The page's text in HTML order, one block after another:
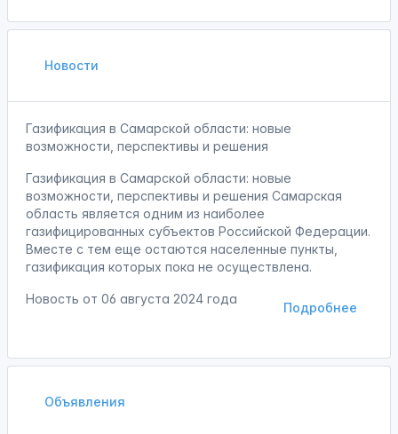
Новости
Газификация в Самарской области: новые
возможности, перспективы и решения
Газификация в Самарской области: новые
возможности, перспективы и решения Самарская
область является одним из наиболее
газифицированных субъектов Российской Федерации.
Вместе с тем еще остаются населенные пункты,
газификация которых пока не осуществлена.
Подробнее
Новость от 06 августа 2024 года
Объявления